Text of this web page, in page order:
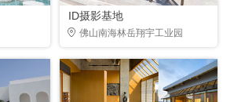
ID摄影基地
佛山南海林岳翔宇工业园